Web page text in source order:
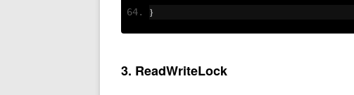
}
3. ReadWriteLock